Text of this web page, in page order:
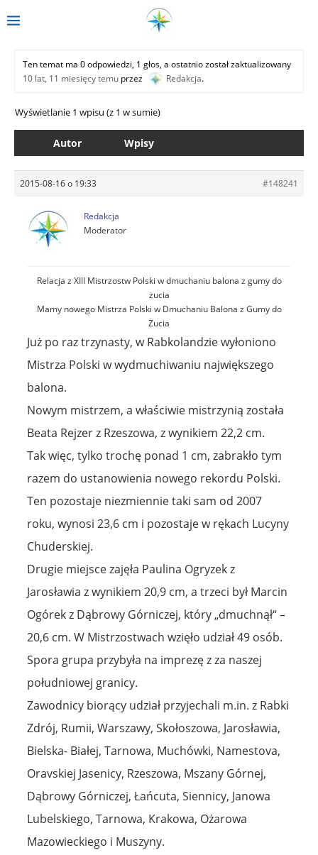
Ten temat ma 0 odpowiedzi, 1 głos, a ostatnio został zaktualizowany
10 lat, 11 miesięcy temu przez Redakcja.
Wyświetlanie 1 wpisu (z 1 w sumie)
Autor Wpisy
2015-08-16 o 19:33 #148241
Redakcja
Moderator
Relacja z XIII Mistrzostw Polski w dmuchaniu balona z gumy do
żucia
Mamy nowego Mistrza Polski w Dmuchaniu Balona z Gumy do
Żucia
Już po raz trzynasty, w Rabkolandzie wyłoniono
Mistrza Polski w wydmuchiwaniu największego
balona.
Nowym mistrzem, a właściwie mistrzynią została
Beata Rejzer z Rzeszowa, z wynikiem 22,2 cm.
Tak więc, tylko trochę ponad 1 cm, zabrakło tym
razem do ustanowienia nowego rekordu Polski.
Ten pozostaje niezmiennie taki sam od 2007
roku, wynosi 23,6 cm i pozostaje w rękach Lucyny
Chuderskiej.
Drugie miejsce zajęła Paulina Ogryzek z
Jarosławia z wynikiem 20,9 cm, a trzeci był Marcin
Ogórek z Dąbrowy Górniczej, który „dmuchnął“ –
20,6 cm. W Mistrzostwach wzięło udział 49 osób.
Spora grupa przybyła na imprezę z za naszej
południowej granicy.
Zawodnicy biorący udział przyjechali m.in. z Rabki
Zdrój, Rumii, Warszawy, Skołoszowa, Jarosławia,
Bielska- Białej, Tarnowa, Muchówki, Namestova,
Oravskiej Jasenicy, Rzeszowa, Mszany Górnej,
Dąbrowy Górniczej, Łańcuta, Siennicy, Janowa
Lubelskiego, Tarnowa, Krakowa, Ożarowa
Mazowieckiego i Muszyny.